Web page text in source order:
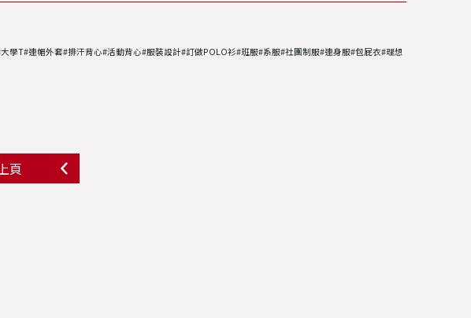
T#連帽外套#排汗背心#活動背心#服裝設計#訂做POLO衫#班服#系服#社團制服#連身服#包屁衣#理想
頁